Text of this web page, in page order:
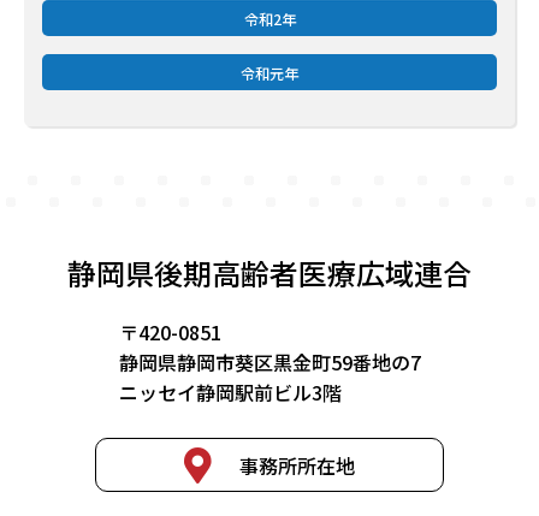
令和2年
令和元年
静岡県後期高齢者医療広域連合
〒420-0851
静岡県静岡市葵区黒金町59番地の7
ニッセイ静岡駅前ビル3階
事務所所在地